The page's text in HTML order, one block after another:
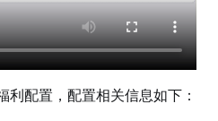
利配置，配置相关信息如下：